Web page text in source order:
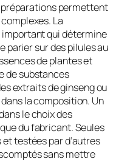
permettent
La
qui détermine
parier sur des pilules au
de plantes et
de substances
extraits de ginseng ou
la composition. Un
le choix des
du fabricant. Seules
testées par d’autres
sans mettre